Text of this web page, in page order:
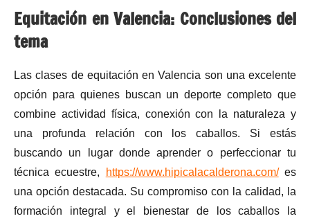
Equitación en Valencia: Conclusiones del
tema
Las clases de equitación en Valencia son una excelente
opción para quienes buscan un deporte completo que
combine actividad física, conexión con la naturaleza y
una profunda relación con los caballos. Si estás
buscando un lugar donde aprender o perfeccionar tu
técnica ecuestre,
https://www.hipicalacalderona.com/es
una opción destacada. Su compromiso con la calidad, la
formación integral y el bienestar de los caballos la